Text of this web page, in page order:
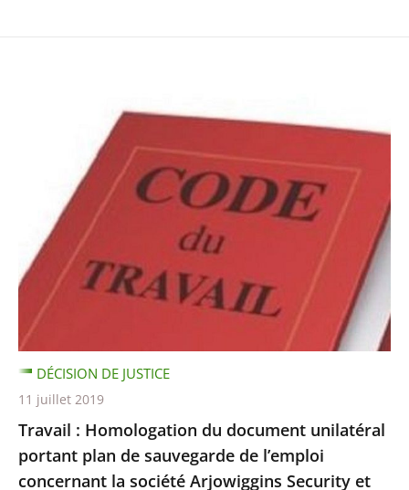
Travail : Homologation du document unilatéral
portant plan de sauvegarde de l’emploi
concernant la société Arjowiggins Security et
DÉCISION DE JUSTICE
11 juillet 2019